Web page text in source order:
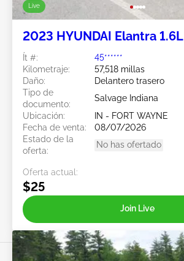
Live
2023 HYUNDAI Elantra 1.6L
Ít #:
45******
Kilometraje:
57,518 millas
Daño:
Delantero trasero
Tipo de
documento:
Salvage Indiana
Ubicación:
IN - FORT WAYNE
Fecha de venta:
08/07/2026
Estado de la
oferta:
No has ofertado
Oferta actual:
$25
Join Live